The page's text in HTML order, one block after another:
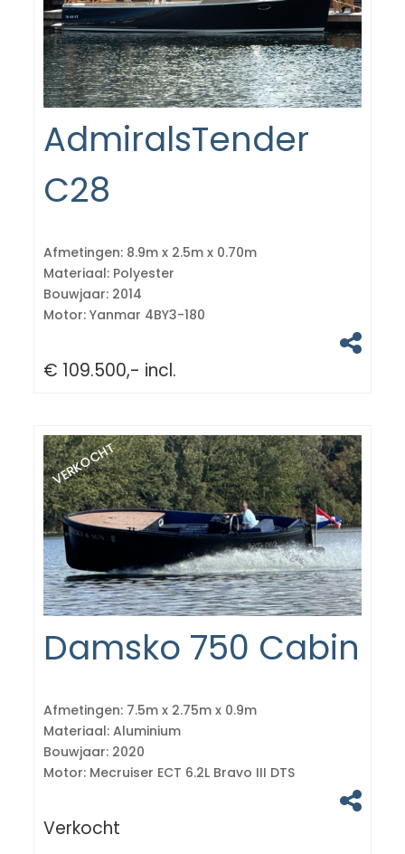
AdmiralsTender
C28
Afmetingen: 8.9m x 2.5m x 0.70m
Materiaal: Polyester
Bouwjaar: 2014
Motor: Yanmar 4BY3-180
€ 109.500,- incl.
VERKOCHT
Damsko 750 Cabin
Afmetingen: 7.5m x 2.75m x 0.9m
Materiaal: Aluminium
Bouwjaar: 2020
Motor: Mecruiser ECT 6.2L Bravo III DTS
Verkocht